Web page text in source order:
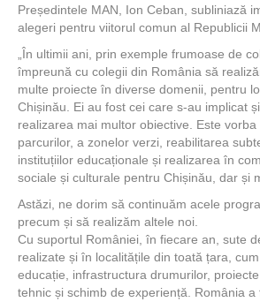
Președintele MAN, Ion Ceban, subliniază
alegeri pentru viitorul comun al Republicii
„În ultimii ani, prin exemple frumoase de
împreună cu colegii din România să
multe proiecte în diverse domenii, pentru
Chișinău. Ei au fost cei care s-au implicat
realizarea mai multor obiective. Este
parcurilor, a zonelor verzi, reabilitarea
instituțiilor educaționale și realizarea în
sociale și culturale pentru Chișinău, dar și
Astăzi, ne dorim să continuăm acele
precum și să realizăm altele noi.
Cu suportul României, în fiecare an, sute
realizate și în localitățile din toată țara,
educație, infrastructura drumurilor,
tehnic și schimb de experiență. România a